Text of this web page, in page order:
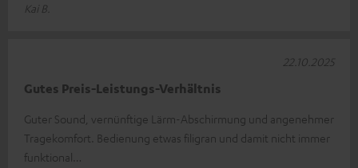
Kai B.
Gutes Preis-Leistungs-Verhältnis
Guter Sound, vernünftige Lärm-Abschirmung und angenehmer
Tragekomfort. Bedienung etwas filigran und damit nicht immer
funktional…
22.10.2025